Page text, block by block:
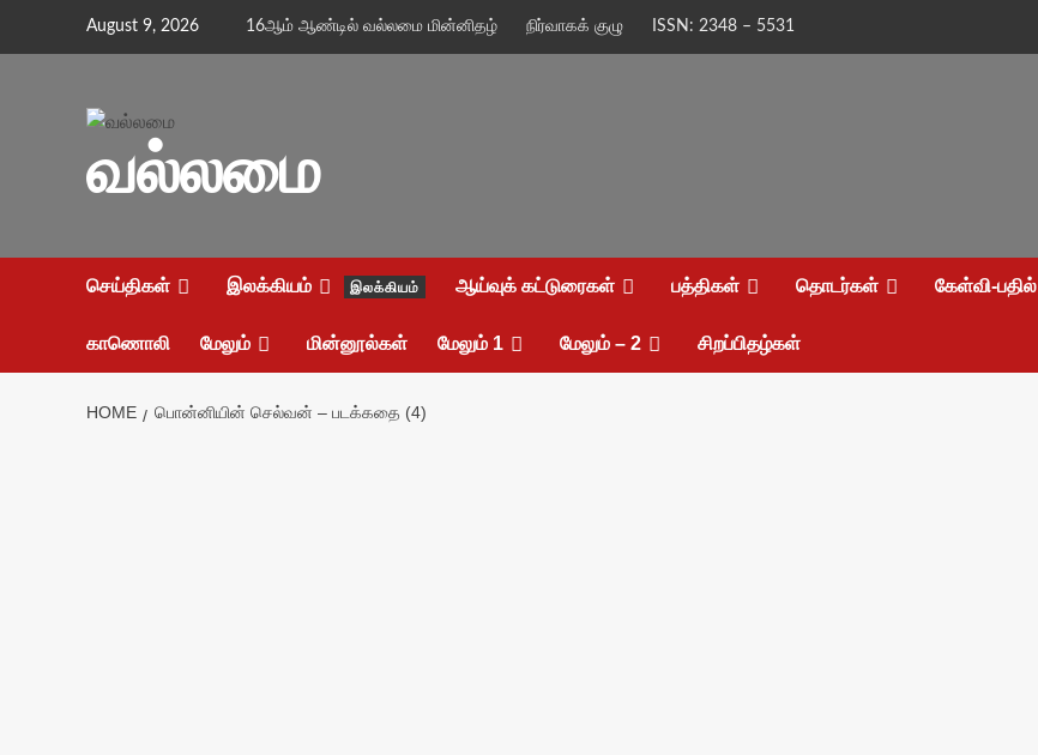
August 9, 2026 16ஆம் ஆண்டில் வல்லமை மின்னிதழ் நிர்வாகக் குழு ISSN: 2348 – 5531
வல்லமை
செய்திகள் இலக்கியம் இலக்கியம் ஆய்வுக் கட்டுரைகள் பத்திகள் தொடர்கள் கேள்வி-பதில்
காணொலி மேலும் மின்னூல்கள் மேலும் 1 மேலும் – 2 சிறப்பிதழ்கள்
HOME பொன்னியின் செல்வன் – படக்கதை (4)